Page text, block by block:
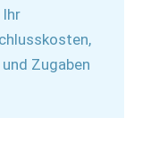
Zugaben